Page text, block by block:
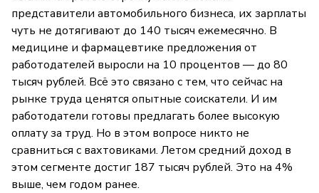
представители автомобильного бизнеса, их зарплаты
чуть не дотягивают до 140 тысяч ежемесячно. В
медицине и фармацевтике предложения от
работодателей выросли на 10 процентов — до 80
тысяч рублей. Всё это связано с тем, что сейчас на
рынке труда ценятся опытные соискатели. И им
работодатели готовы предлагать более высокую
оплату за труд. Но в этом вопросе никто не
сравниться с вахтовиками. Летом средний доход в
этом сегменте достиг 187 тысяч рублей. Это на 4%
выше, чем годом ранее.